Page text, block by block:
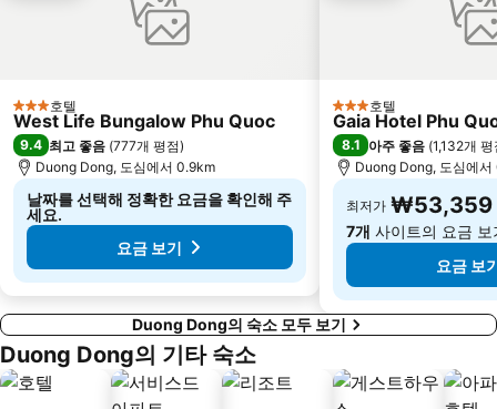
3 성급호텔
West Life Bungalow Phu Quoc
9.4 최고 좋음 (777개 평점)
Duong Dong, 도심에서 0.9km
날짜를 선택해 정확한 요금을 확인해 주
세요.
요금 보기
3 성급호텔
Gaia Hotel Phu
8.1 아주 좋음 (1,132개 평
Duong Dong, 도심에
최저가 ₩53,359
7개 사이트의 요금 보
요금 보
Duong Dong의 숙소 모두 보기
Duong Dong의 기타 숙소